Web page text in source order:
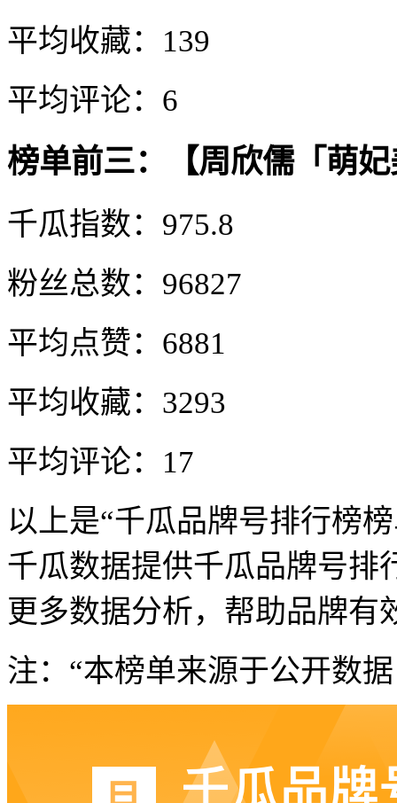
平均收藏：139
平均评论：6
榜单前三：【周欣儒「萌
千瓜指数：975.8
粉丝总数：96827
平均点赞：6881
平均收藏：3293
平均评论：17
以上是“千瓜品牌号排行榜
千瓜数据提供千瓜品牌号排
更多数据分析，帮助品牌有
注：“本榜单来源于公开数